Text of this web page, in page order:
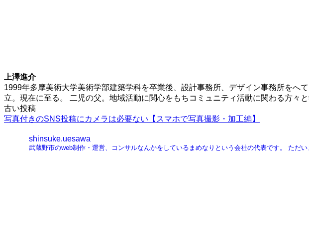
上澤進介
1999年多摩美術大学美術学部建築学科を卒業後、設計事務所、デザイン事務所を
立。現在に至る。 二児の父。地域活動に関心をもちコミュニティ活動に関わる方々
投
稿
古い投稿
写真付きのSNS投稿にカメラは必要ない【スマホで写真撮影・加工編】
shinsuke.uesawa
武蔵野市のweb制作・運営、コンサルなんかをしているまめなりという会社の代表です。 ただい